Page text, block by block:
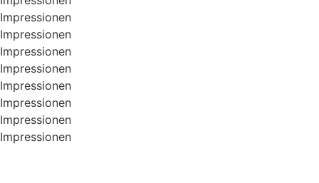
Impressionen
Impressionen
Impressionen
Impressionen
Impressionen
Impressionen
Impressionen
Impressionen